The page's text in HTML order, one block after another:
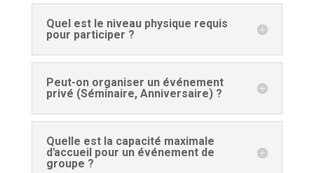
Quel est le niveau physique requis
pour participer ?
Peut-on organiser un événement
privé (Séminaire, Anniversaire) ?
Quelle est la capacité maximale
d'accueil pour un événement de
groupe ?